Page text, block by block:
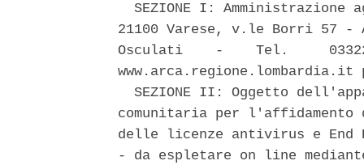
SEZIONE I: Amministrazione
21100 Varese, v.le Borri 57 -
Osculati    -    Tel.
SEZIONE II: Oggetto
comunitaria per
delle licenze antivirus e End
- da espletare on line